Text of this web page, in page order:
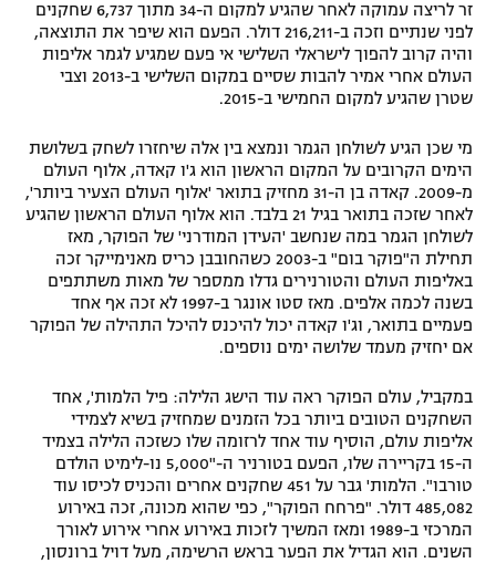
הצטרפות לחבילת הערוצים
לוח דרושים – ג'ובנט
המגזין
זר לריצה עמוקה לאחר שהגיע למקום ה-34 מתוך 6,737 שחקנים
לפני שנתיים וזכה ב-216,211 דולר. הפעם הוא שיפר את התוצאה,
והיה קרוב להפוך לישראלי השלישי אי פעם שמגיע לגמר אליפות
העולם אחרי אמיר להבות שסיים במקום השלישי ב-2013 וצבי
שטרן שהגיע למקום החמישי ב-2015.
מי שכן הגיע לשולחן הגמר ונמצא בין אלה שיחזרו לשחק בשלושת
הימים הקרובים על המקום הראשון הוא ג'ו קאדה, אלוף העולם
מ-2009. קאדה בן ה-31 מחזיק בתואר 'אלוף העולם הצעיר ביותר',
לאחר שזכה בתואר בגיל 21 בלבד. הוא אלוף העולם הראשון שהגיע
לשולחן הגמר במה שנחשב 'העידן המודרני' של הפוקר, מאז
תחילת ה"פוקר בום" ב-2003 כשהחובבן כריס מאנימייקר זכה
באליפות העולם והטורנירים גדלו ממספר של מאות משתתפים
בשנה לכמה אלפים. מאז סטו אונגר ב-1997 לא זכה אף אחד
פעמיים בתואר, וג'ו קאדה יכול להיכנס להיכל התהילה של הפוקר
אם יחזיק מעמד שלושה ימים נוספים.
במקביל, עולם הפוקר ראה עוד הישג הלילה: פיל הלמות', אחד
השחקנים הטובים ביותר בכל הזמנים שמחזיק בשיא לצמידי
אליפות עולם, הוסיף עוד אחד לרזומה שלו כשזכה הלילה בצמיד
ה-15 בקריירה שלו, הפעם בטורניר ה-"5,000 נו-לימיט הולדם
טורבו". הלמות' גבר על 451 שחקנים אחרים והכניס לכיסו עוד
485,082 דולר. "פרחח הפוקר", כפי שהוא מכונה, זכה באירוע
המרכזי ב-1989 ומאז המשיך לזכות באירוע אחרי אירוע לאורך
השנים. הוא הגדיל את הפער בראש הרשימה, מעל דויל ברונסון,